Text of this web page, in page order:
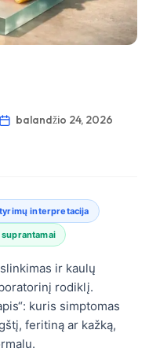
balandžio 24, 2026
interpretacija
ir kaulų
rodiklį.
kuris simptomas
feritiną ar kažką,